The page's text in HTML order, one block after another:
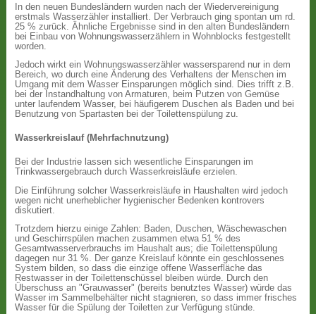
In den neuen Bundesländern wurden nach der Wiedervereinigung
erstmals Wasserzähler installiert. Der Verbrauch ging spontan um rd.
25 % zurück. Ähnliche Ergebnisse sind in den alten Bundesländern
bei Einbau von Wohnungswasserzählern in Wohnblocks festgestellt
worden.
Jedoch wirkt ein Wohnungswasserzähler wassersparend nur in dem
Bereich, wo durch eine Änderung des Verhaltens der Menschen im
Umgang mit dem Wasser Einsparungen möglich sind. Dies trifft z.B.
bei der Instandhaltung von Armaturen, beim Putzen von Gemüse
unter laufendem Wasser, bei häufigerem Duschen als Baden und bei
Benutzung von Spartasten bei der Toilettenspülung zu.
Wasserkreislauf (Mehrfachnutzung)
Bei der Industrie lassen sich wesentliche Einsparungen im
Trinkwassergebrauch durch Wasserkreisläufe erzielen.
Die Einführung solcher Wasserkreisläufe in Haushalten wird jedoch
wegen nicht unerheblicher hygienischer Bedenken kontrovers
diskutiert.
Trotzdem hierzu einige Zahlen: Baden, Duschen, Wäschewaschen
und Geschirrspülen machen zusammen etwa 51 % des
Gesamtwasserverbrauchs im Haushalt aus; die Toilettenspülung
dagegen nur 31 %. Der ganze Kreislauf könnte ein geschlossenes
System bilden, so dass die einzige offene Wasserfläche das
Restwasser in der Toilettenschüssel bleiben würde. Durch den
Überschuss an "Grauwasser" (bereits benutztes Wasser) würde das
Wasser im Sammelbehälter nicht stagnieren, so dass immer frisches
Wasser für die Spülung der Toiletten zur Verfügung stünde.